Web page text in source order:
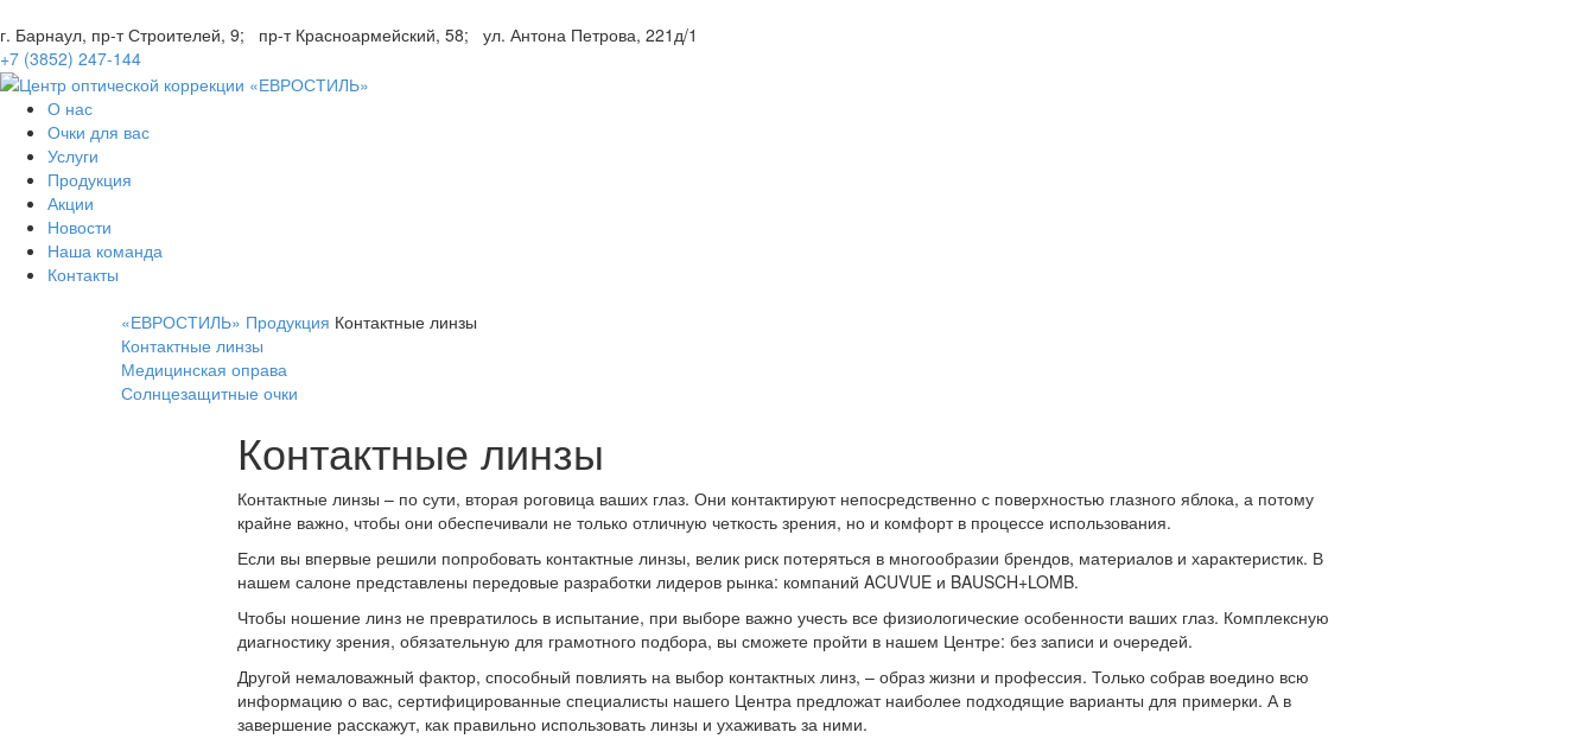
г. Барнаул, пр-т Строителей, 9; пр-т Красноармейский, 58; ул. Антона Петрова, 221д/1
+7 (3852) 247-144
О нас
Очки для вас
Услуги
Продукция
Акции
Новости
Наша команда
Контакты
«ЕВРОСТИЛЬ» Продукция Контактные линзы
Контактные линзы
Медицинская оправа
Солнцезащитные очки
Контактные линзы
Контактные линзы – по сути, вторая роговица ваших глаз. Они контактируют непосредственно с поверхностью глазного яблока, а потому
крайне важно, чтобы они обеспечивали не только отличную четкость зрения, но и комфорт в процессе использования.
Если вы впервые решили попробовать контактные линзы, велик риск потеряться в многообразии брендов, материалов и характеристик. В
нашем салоне представлены передовые разработки лидеров рынка: компаний ACUVUE и BAUSCH+LOMB.
Чтобы ношение линз не превратилось в испытание, при выборе важно учесть все физиологические особенности ваших глаз. Комплексную
диагностику зрения, обязательную для грамотного подбора, вы сможете пройти в нашем Центре: без записи и очередей.
Другой немаловажный фактор, способный повлиять на выбор контактных линз, – образ жизни и профессия. Только собрав воедино всю
информацию о вас, сертифицированные специалисты нашего Центра предложат наиболее подходящие варианты для примерки. А в
завершение расскажут, как правильно использовать линзы и ухаживать за ними.